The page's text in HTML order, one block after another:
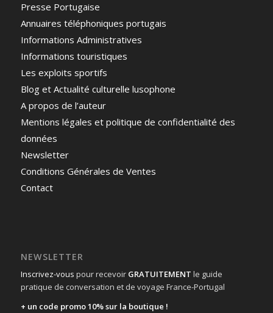
Presse Portugaise
Annuaires téléphoniques portugais
Informations Administratives
Informations touristiques
Les exploits sportifs
Blog et Actualité culturelle lusophone
A propos de l’auteur
Mentions légales et politique de confidentialité des
données
Newsletter
Conditions Générales de Ventes
Contact
NEWSLETTER
Inscrivez-vous pour recevoir GRATUITEMENT le guide
pratique de conversation et de voyage France-Portugal
+ un code promo 10% sur la boutique !